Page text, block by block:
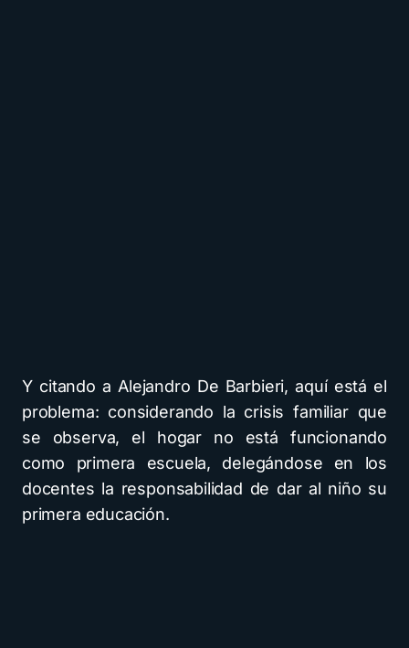
Y citando a Alejandro De Barbieri, aquí está el
problema: considerando la crisis familiar que
se observa, el hogar no está funcionando
como primera escuela, delegándose en los
docentes la responsabilidad de dar al niño su
primera educación.